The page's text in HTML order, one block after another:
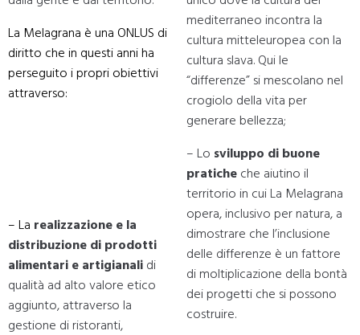
La Melagrana è una ONLUS di
diritto che in questi anni ha
perseguito i propri obiettivi
attraverso:
– La realizzazione e la
distribuzione di prodotti
alimentari e artigianali di
qualità ad alto valore etico
aggiunto, attraverso la
gestione di ristoranti,
mediterraneo incontra la
cultura mitteleuropea con la
cultura slava. Qui le
“differenze” si mescolano nel
crogiolo della vita per
generare bellezza;
– Lo sviluppo di buone
pratiche che aiutino il
territorio in cui La Melagrana
opera, inclusivo per natura, a
dimostrare che l’inclusione
delle differenze è un fattore
di moltiplicazione della bontà
dei progetti che si possono
costruire.